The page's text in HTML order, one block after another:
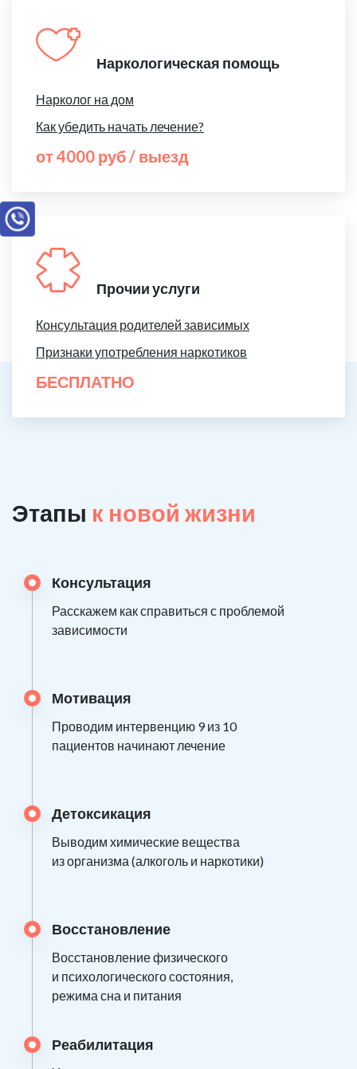
Наркологическая помощь
Нарколог на дом
Как убедить начать лечение?
от 4000 руб / выезд
Прочии услуги
Консультация родителей зависимых
Признаки употребления наркотиков
БЕСПЛАТНО
Этапы к новой жизни
Консультация
Расскажем как справиться с проблемой
зависимости
Мотивация
Проводим интервенцию 9 из 10
пациентов начинают лечение
Детоксикация
Выводим химические вещества
из организма (алкоголь и наркотики)
Восстановление
Восстановление физического
и психологического состояния,
режима сна и питания
Реабилитация